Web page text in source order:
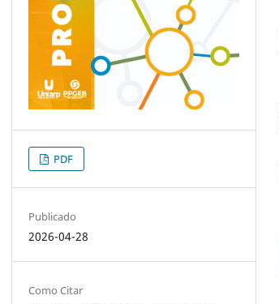
PDF
Publicado
2026-04-28
Como Citar